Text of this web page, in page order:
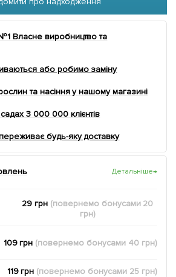
Власне виробництво та
або робимо заміну
та насіння у нашому магазині
3 000 000 клієнтів
будь-яку доставку
Детальніше→
29 грн (повернемобонусами 20
грн)
109 грн (повернемо бонусами 40 грн)
119 грн (повернемо бонусами 25 грн)